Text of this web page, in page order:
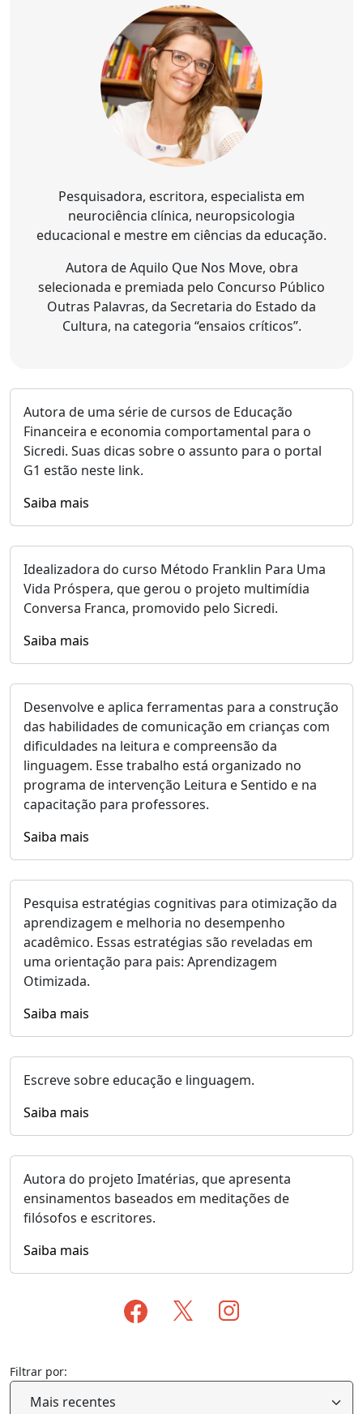
Pesquisadora, escritora, especialista em
neurociência clínica, neuropsicologia
educacional e mestre em ciências da educação.
Autora de Aquilo Que Nos Move, obra
selecionada e premiada pelo Concurso Público
Outras Palavras, da Secretaria do Estado da
Cultura, na categoria “ensaios críticos”.
Autora de uma série de cursos de Educação
Financeira e economia comportamental para o
Sicredi. Suas dicas sobre o assunto para o portal
G1 estão neste link.
Saiba mais
Idealizadora do curso Método Franklin Para Uma
Vida Próspera, que gerou o projeto multimídia
Conversa Franca, promovido pelo Sicredi.
Saiba mais
Desenvolve e aplica ferramentas para a construção
das habilidades de comunicação em crianças com
dificuldades na leitura e compreensão da
linguagem. Esse trabalho está organizado no
programa de intervenção Leitura e Sentido e na
capacitação para professores.
Saiba mais
Pesquisa estratégias cognitivas para otimização da
aprendizagem e melhoria no desempenho
acadêmico. Essas estratégias são reveladas em
uma orientação para pais: Aprendizagem
Otimizada.
Saiba mais
Escreve sobre educação e linguagem.
Saiba mais
Autora do projeto Imatérias, que apresenta
ensinamentos baseados em meditações de
filósofos e escritores.
Saiba mais
Filtrar por: